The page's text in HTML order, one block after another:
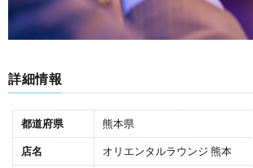
詳細情報
都道府県 熊本県
店名 オリエンタルラウンジ 熊本